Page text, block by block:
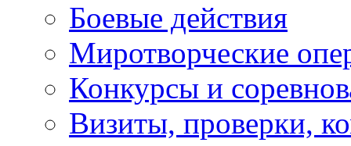
Боевые действия
Миротворческие
Конкурсы и
Визиты, проверки,